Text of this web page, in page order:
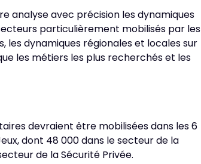
analyse avec précision les dynamiques
particulièrement mobilisés par les
les dynamiques régionales et locales sur
les métiers les plus recherchés et les
devraient être mobilisées dans les 6
dont 48 000 dans le secteur de la
de la Sécurité Privée.